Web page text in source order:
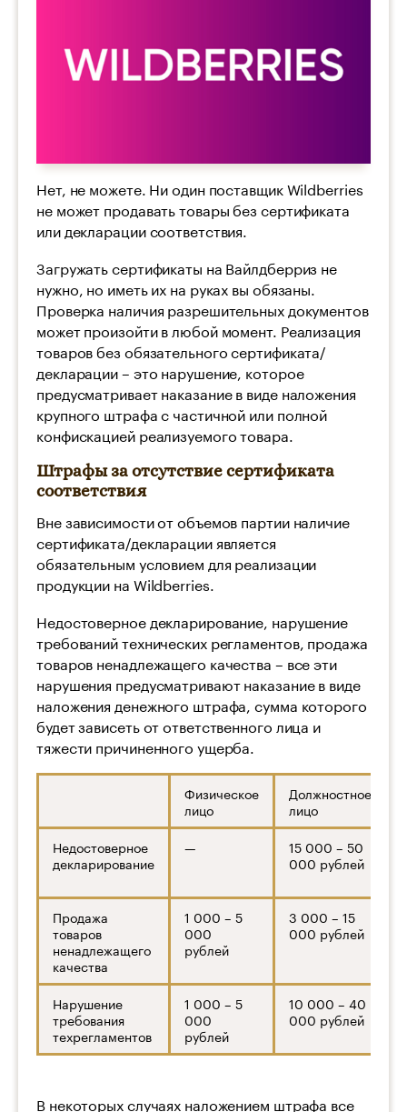
Нет, не можете. Ни один поставщик Wildberries
не может продавать товары без сертификата
или декларации соответствия.
Загружать сертификаты на Вайлдберриз не
нужно, но иметь их на руках вы обязаны.
Проверка наличия разрешительных документов
может произойти в любой момент. Реализация
товаров без обязательного сертификата/
декларации – это нарушение, которое
предусматривает наказание в виде наложения
крупного штрафа с частичной или полной
конфискацией реализуемого товара.
Штрафы за отсутствие сертификата
соответствия
Вне зависимости от объемов партии наличие
сертификата/декларации является
обязательным условием для реализации
продукции на Wildberries.
Недостоверное декларирование, нарушение
требований технических регламентов, продажа
товаров ненадлежащего качества – все эти
нарушения предусматривают наказание в виде
наложения денежного штрафа, сумма которого
будет зависеть от ответственного лица и
тяжести причиненного ущерба.
Физическое
лицо
Должностное
лицо
Недостоверное
декларирование
—
15 000 – 50
000 рублей
Продажа
товаров
ненадлежащего
качества
1 000 – 5
000
рублей
3 000 – 15
000 рублей
Нарушение
требования
техрегламентов
1 000 – 5
000
рублей
10 000 – 40
000 рублей
В некоторых случаях наложением штрафа все